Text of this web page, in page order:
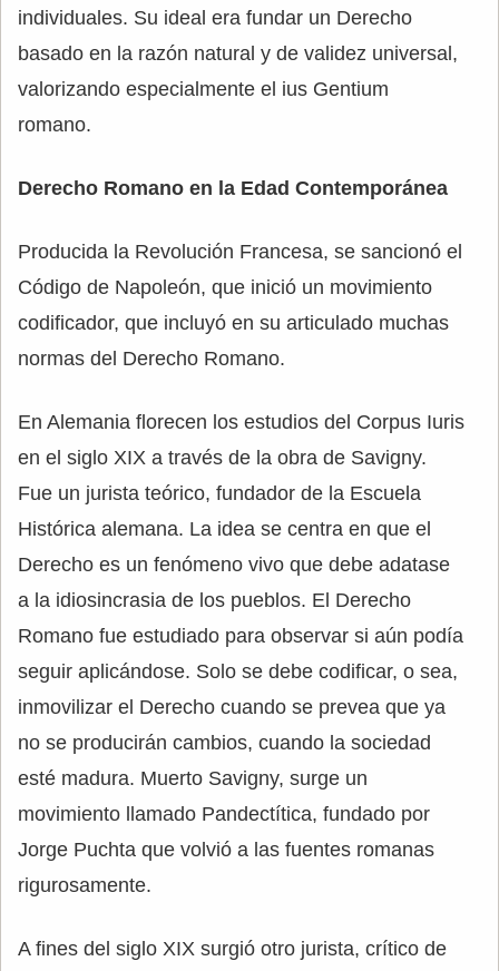
individuales. Su ideal era fundar un Derecho
basado en la razón natural y de validez universal,
valorizando especialmente el ius Gentium
romano.
Derecho Romano en la Edad Contemporánea
Producida la Revolución Francesa, se sancionó el
Código de Napoleón, que inició un movimiento
codificador, que incluyó en su articulado muchas
normas del Derecho Romano.
En Alemania florecen los estudios del Corpus Iuris
en el siglo XIX a través de la obra de Savigny.
Fue un jurista teórico, fundador de la Escuela
Histórica alemana. La idea se centra en que el
Derecho es un fenómeno vivo que debe adatase
a la idiosincrasia de los pueblos. El Derecho
Romano fue estudiado para observar si aún podía
seguir aplicándose. Solo se debe codificar, o sea,
inmovilizar el Derecho cuando se prevea que ya
no se producirán cambios, cuando la sociedad
esté madura. Muerto Savigny, surge un
movimiento llamado Pandectítica, fundado por
Jorge Puchta que volvió a las fuentes romanas
rigurosamente.
A fines del siglo XIX surgió otro jurista, crítico de